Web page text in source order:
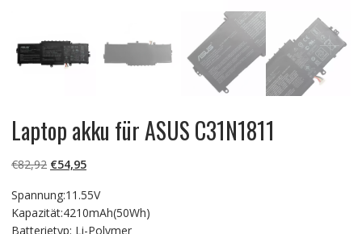
Laptop akku für ASUS C31N1811
€82,92 Ursprünglicher
war:
€82,92
€54,95Aktueller
ist:
€54,95.
Spannung:11.55V
Kapazität:4210mAh(50Wh)
Batterietyp: Li-Polymer